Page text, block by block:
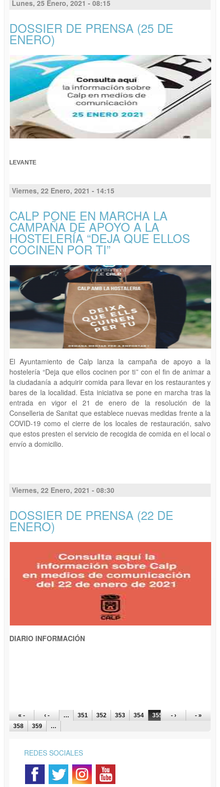
Lunes, 25 Enero, 2021 - 08:15
DOSSIER DE PRENSA (25 DE
ENERO)
LEVANTE
Viernes, 22 Enero, 2021 - 14:15
CALP PONE EN MARCHA LA
CAMPAÑA DE APOYO A LA
HOSTELERÍA “DEJA QUE ELLOS
COCINEN POR TI”
El Ayuntamiento de Calp lanza la campaña de apoyo a la
hostelería “Deja que ellos cocinen por ti” con el fin de animar a
la ciudadanía a adquirir comida para llevar en los restaurantes y
bares de la localidad. Esta iniciativa se pone en marcha tras la
entrada en vigor el 21 de enero de la resolución de la
Conselleria de Sanitat que establece nuevas medidas frente a la
COVID-19 como el cierre de los locales de restauración, salvo
que estos presten el servicio de recogida de comida en el local o
envío a domicilio.
Viernes, 22 Enero, 2021 - 08:30
DOSSIER DE PRENSA (22 DE
ENERO)
DIARIO INFORMACIÓN
PÁGINAS
« - ‹ - … 351 352 353 354 355 356
357
358
359 …
- › - »
REDES SOCIALES